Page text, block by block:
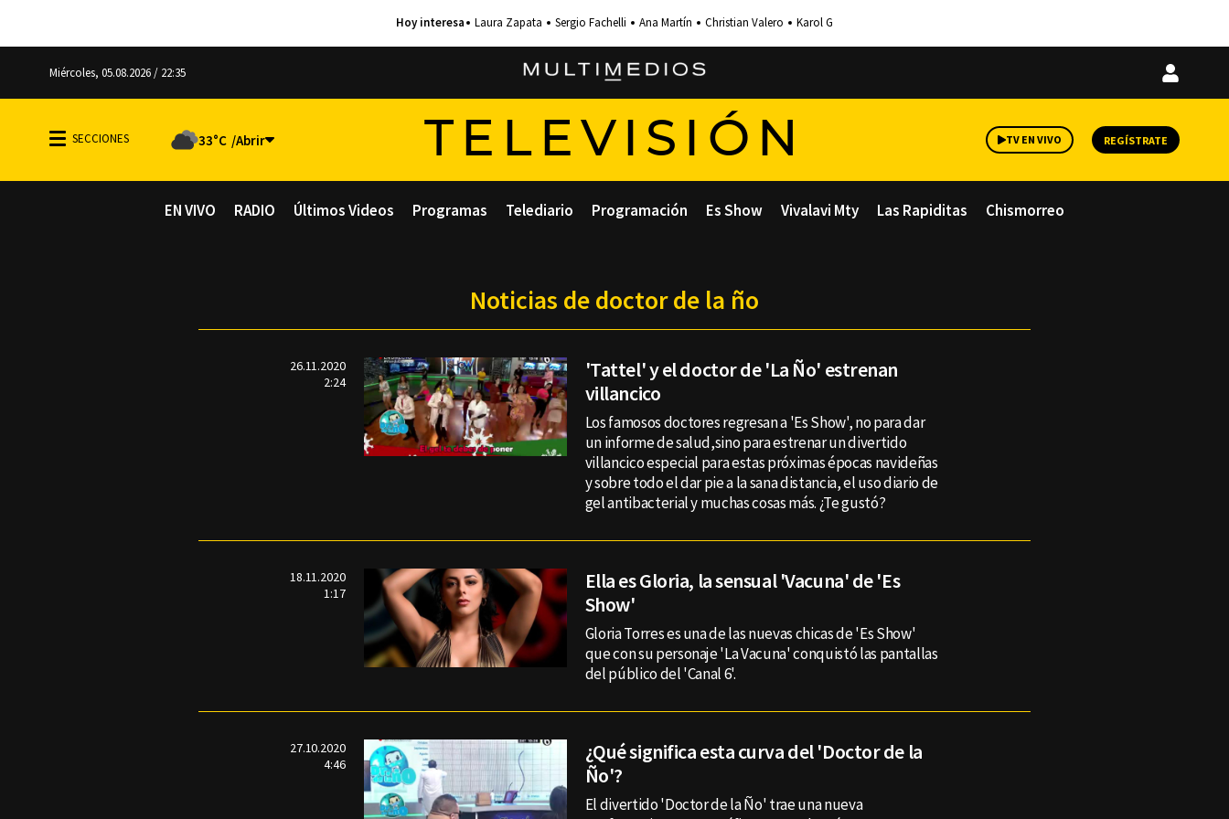
Laura Zapata Sergio Fachelli Ana Martín Christian Valero Karol G
Miércoles, 05.08.2026 / 22:35
Iniciar
33°C TELEVISIÓN TV EN VIVO REGÍSTRATE
EN VIVO RADIO Últimos Videos Programas Telediario Programación Es Show Vivalavi Mty Las Rapiditas Chismorreo
Noticias de doctor de la ño
26.11.2020
2:24
'Tattel' y el doctor de 'La Ño' estrenan
villancico
Los famosos doctores regresan a 'Es Show', no para dar
un informe de salud,sino para estrenar un divertido
villancico especial para estas próximas épocas navideñas
y sobre todo el dar pie a la sana distancia, el uso diario de
gel antibacterial y muchas cosas más. ¿Te gustó?
18.11.2020
1:17
Ella es Gloria, la sensual 'Vacuna' de 'Es
Show'
Gloria Torres es una de las nuevas chicas de 'Es Show'
que con su personaje 'La Vacuna' conquistó las pantallas
del público del 'Canal 6'.
27.10.2020
4:46
¿Qué significa esta curva del 'Doctor de la
Ño'?
El divertido 'Doctor de la Ño' trae una nueva